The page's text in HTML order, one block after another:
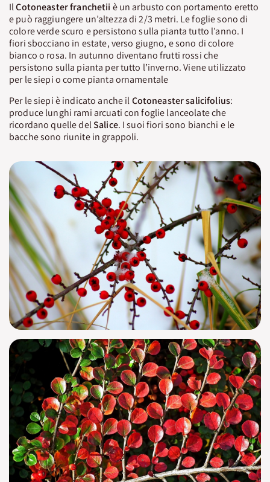
IlCotoneaster franchetii è un arbusto con portamento eretto
e può raggiungere un’altezza di 2/3 metri. Le foglie sono di
colore verde scuro e persistono sulla pianta tutto l’anno. I
fiori sbocciano in estate, verso giugno, e sono di colore
bianco o rosa. In autunno diventano frutti rossi che
persistono sulla pianta per tutto l’inverno. Viene utilizzato
per le siepi o come pianta ornamentale
Per le siepi è indicato anche ilCotoneaster salicifolius:
produce lunghi rami arcuati con foglie lanceolate che
ricordano quelle delSalice. I suoi fiori sono bianchi e le
bacche sono riunite in grappoli.